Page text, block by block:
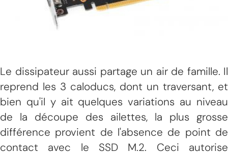
Le dissipateur aussi partage un air de famille. Il
reprend les 3 caloducs, dont un traversant, et
bien qu'il y ait quelques variations au niveau
de la découpe des ailettes, la plus grosse
différence provient de l'absence de point de
contact avec le SSD M.2. Ceci autorise